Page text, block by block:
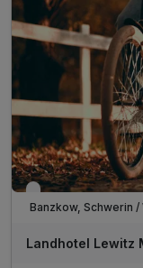
inkl. Stadtplan &
Verfügbar bis
Banzkow, Schwerin
Landhotel Lewitz